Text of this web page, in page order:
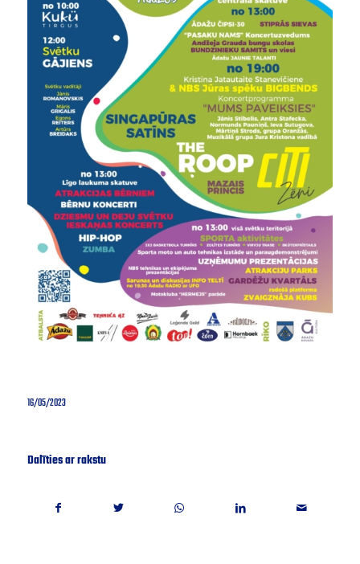
16/05/2023
Dalīties ar rakstu